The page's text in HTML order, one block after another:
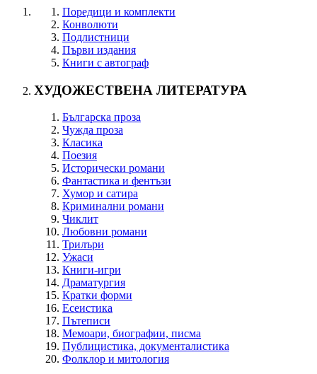
Поредици и комплекти
Конволюти
Подлистници
Първи издания
Книги с автограф
ХУДОЖЕСТВЕНА ЛИТЕРАТУРА
Българска проза
Чужда проза
Класика
Поезия
Исторически романи
Фантастика и фентъзи
Хумор и сатира
Криминални романи
Чиклит
Любовни романи
Трилъри
Ужаси
Книги-игри
Драматургия
Кратки форми
Есеистика
Пътеписи
Мемоари, биографии, писма
Публицистика, документалистика
Фолклор и митология